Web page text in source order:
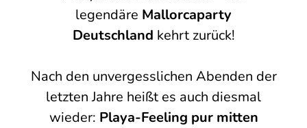
legendäre Mallorcaparty
Deutschland kehrt zurück!
Nach den unvergesslichen Abenden der
letzten Jahre heißt es auch diesmal
wieder: Playa-Feeling pur mitten